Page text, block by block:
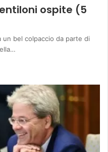
ospite (5
bel colpaccio da parte di